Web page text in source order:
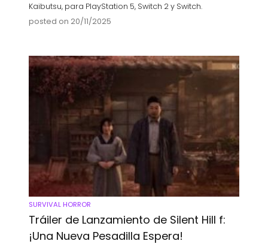
Kaibutsu, para PlayStation 5, Switch 2 y Switch.
posted on 20/11/2025
SURVIVAL HORROR
Tráiler de Lanzamiento de Silent Hill f:
¡Una Nueva Pesadilla Espera!